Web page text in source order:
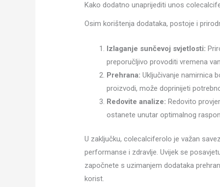
Kako dodatno unaprijediti unos
Osim korištenja dodataka, postoje i
Izlaganje sunčevoj svjetlosti:
preporučljivo provoditi vremena
Prehrana: Uključivanje namirnica
proizvodi, može doprinijeti
Redovite analize: Redovito
ostanete unutar optimalnog
U zaključku, colecalciferolo je važan
performanse i zdravlje. Uvijek se
započnete s uzimanjem dodataka
korist.